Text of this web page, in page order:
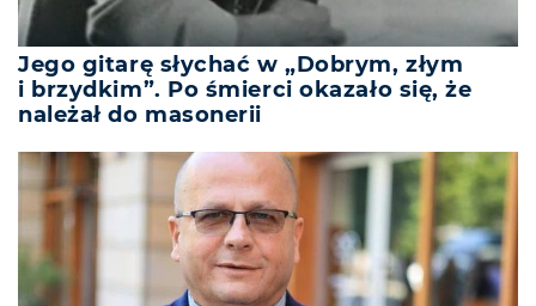
Jego gitarę słychać w „Dobrym, złym
i brzydkim”. Po śmierci okazało się, że
należał do masonerii